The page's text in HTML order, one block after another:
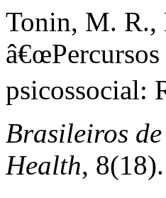
Tonin, M. R.,
psicossocial:
Brasileiros
Health,